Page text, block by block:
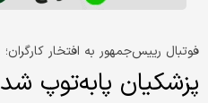
فوتبال رییس‌جمهور به افتخار کارگران؛
پزشکیان پا‌به‌توپ شد